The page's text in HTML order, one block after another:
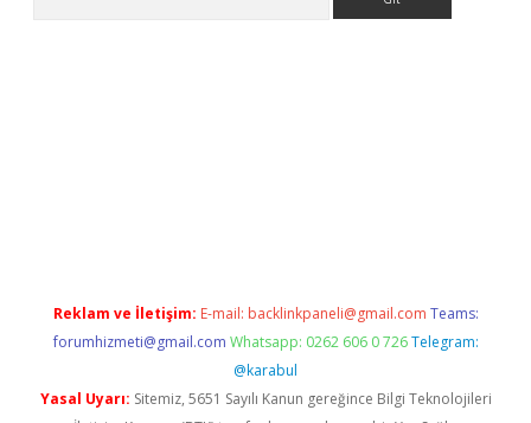
Reklam ve İletişim: E-mail: backlinkpaneli@gmail.com Teams:
forumhizmeti@gmail.com Whatsapp: 0262 606 0 726 Telegram:
@karabul
Yasal Uyarı: Sitemiz, 5651 Sayılı Kanun gereğince Bilgi Teknolojileri